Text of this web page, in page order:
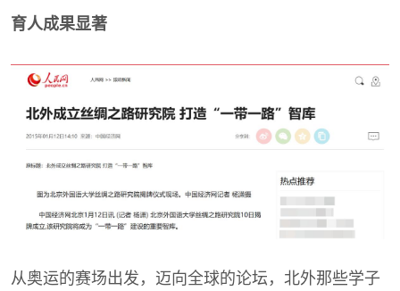
育人成果显著
从奥运的赛场出发，迈向全球的论坛，北外那些学子